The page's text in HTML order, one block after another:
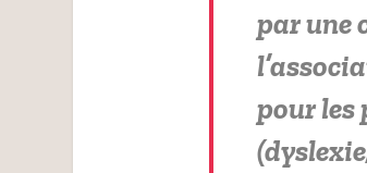
par une
pour les